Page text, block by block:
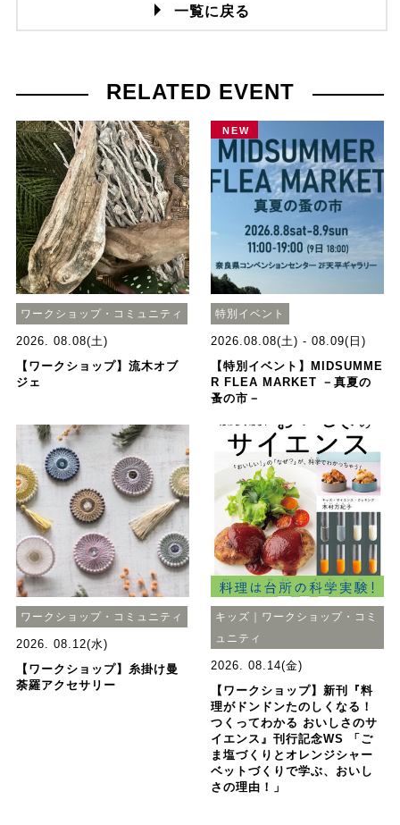
一覧に戻る
RELATED EVENT
ワークショップ・コミュニティ
2026. 08.08(土)
【ワークショップ】流木オブ
ジェ
NEW
特別イベント
2026.08.08(土) - 08.09(日)
【特別イベント】MIDSUMME
R FLEA MARKET －真夏の
蚤の市－
ワークショップ・コミュニティ
2026. 08.12(水)
【ワークショップ】糸掛け曼
荼羅アクセサリー
キッズ｜ワークショップ・コミ
ュニティ
2026. 08.14(金)
【ワークショップ】新刊『料
理がドンドンたのしくなる！
つくってわかる おいしさのサ
イエンス』刊行記念WS 「ご
ま塩づくりとオレンジシャー
ベットづくりで学ぶ、おいし
さの理由！」